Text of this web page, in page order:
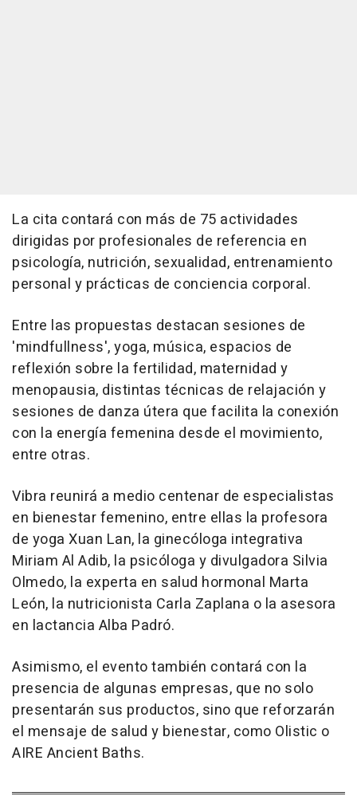
La cita contará con más de 75 actividades
dirigidas por profesionales de referencia en
psicología, nutrición, sexualidad, entrenamiento
personal y prácticas de conciencia corporal.
Entre las propuestas destacan sesiones de
'mindfullness', yoga, música, espacios de
reflexión sobre la fertilidad, maternidad y
menopausia, distintas técnicas de relajación y
sesiones de danza útera que facilita la conexión
con la energía femenina desde el movimiento,
entre otras.
Vibra reunirá a medio centenar de especialistas
en bienestar femenino, entre ellas la profesora
de yoga Xuan Lan, la ginecóloga integrativa
Miriam Al Adib, la psicóloga y divulgadora Silvia
Olmedo, la experta en salud hormonal Marta
León, la nutricionista Carla Zaplana o la asesora
en lactancia Alba Padró.
Asimismo, el evento también contará con la
presencia de algunas empresas, que no solo
presentarán sus productos, sino que reforzarán
el mensaje de salud y bienestar, como Olistic o
AIRE Ancient Baths.